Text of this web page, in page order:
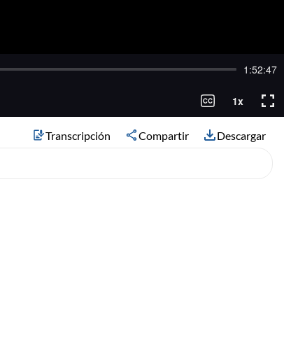
Transcripción Compartir Descargar